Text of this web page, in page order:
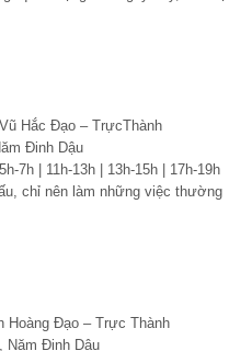
Hắc Đạo – TrựcThành
Đinh Dậu
7h | 11h-13h | 13h-15h | 17h-19h
chỉ nên làm những việc thường
Hoàng Đạo – Trực Thành
Năm Đinh Dậu